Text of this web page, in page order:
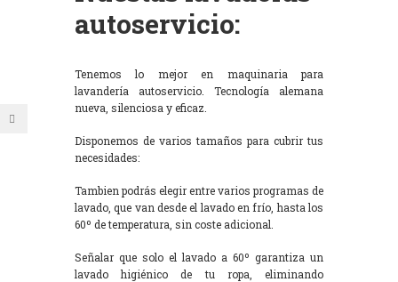
autoservicio:
Tenemos lo mejor en maquinaria para
lavandería autoservicio. Tecnología alemana
nueva, silenciosa y eficaz.
Disponemos de varios tamaños para cubrir tus
necesidades:
Tambien podrás elegir entre varios programas de
lavado, que van desde el lavado en frío, hasta los
60º de temperatura, sin coste adicional.
Señalar que solo el lavado a 60º garantiza un
lavado higiénico de tu ropa, eliminando